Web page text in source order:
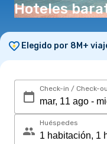
Hoteles
Elegido por 8M+
Check-in / Check-
Huéspedes